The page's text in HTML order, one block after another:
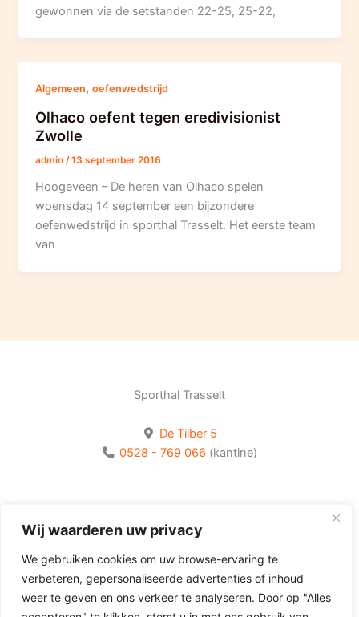
Wij waarderen uw privacy
We gebruiken cookies om uw browse-ervaring te
verbeteren, gepersonaliseerde advertenties of inhoud
weer te geven en ons verkeer te analyseren. Door op "Alles
gewonnen via de setstanden 22-25, 25-22,
Algemeen,oefenwedstrijd
Olhaco oefent tegen eredivisionist
Zwolle
admin/13 september 2016
Hoogeveen – De heren van Olhaco spelen
woensdag 14 september een bijzondere
oefenwedstrijd in sporthal Trasselt. Het eerste team
van
Sporthal Trasselt
De Tilber 5
0528 - 769 066 (kantine)
Volg Olhaco op Facebook
Volg Olhaco op Instagram
Volg Olhaco op Youtube